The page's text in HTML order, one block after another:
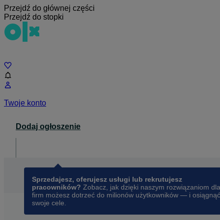
Przejdź do głównej części
Przejdź do stopki
Twoje konto
Dodaj ogłoszenie
Sprzedajesz, oferujesz usługi lub rekrutujesz
pracowników? Zobacz, jak dzięki naszym rozwiązaniom dla
firm możesz dotrzeć do milionów użytkowników — i osiągnąć
swoje cele.